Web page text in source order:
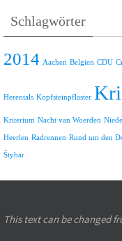
Schlagwörter
2014 Aachen Belgien CDU
Herentals Kopfsteinpflaster
Kriterium Nacht van Woerden
Heerlen Radrennen Rund um den
Štybar
This text can be changed